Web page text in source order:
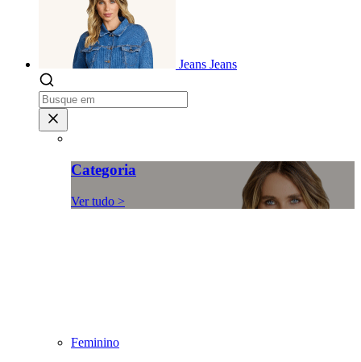
Jeans Jeans
Categoria
Ver tudo >
Feminino